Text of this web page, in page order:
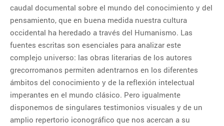
1
2
6
10
11 12 13 14 15
16
23
24
25 26 27 28 29
30
31
caudal documental sobre el mundo del conocimiento y del
pensamiento, que en buena medida nuestra cultura
occidental ha heredado a través del Humanismo. Las
fuentes escritas son esenciales para analizar este
complejo universo: las obras literarias de los autores
grecorromanos permiten adentrarnos en los diferentes
ámbitos del conocimiento y de la reflexión intelectual
imperantes en el mundo clásico. Pero igualmente
disponemos de singulares testimonios visuales y de un
amplio repertorio iconográfico que nos acercan a su